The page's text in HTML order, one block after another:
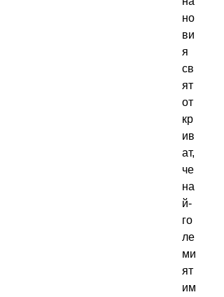
но
ви
я
св
ят
от
кр
ив
ат,
че
на
й-
го
ле
ми
ят
им